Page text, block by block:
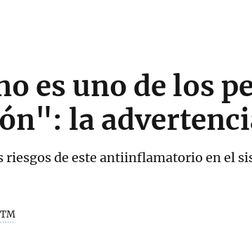
es uno de los
la
riesgos de este antiinflamatorio en el